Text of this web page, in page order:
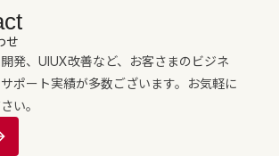
せ
発、UIUX改善など、お客さまのビジネ
ポート実績が多数ございます。お気軽に
い。